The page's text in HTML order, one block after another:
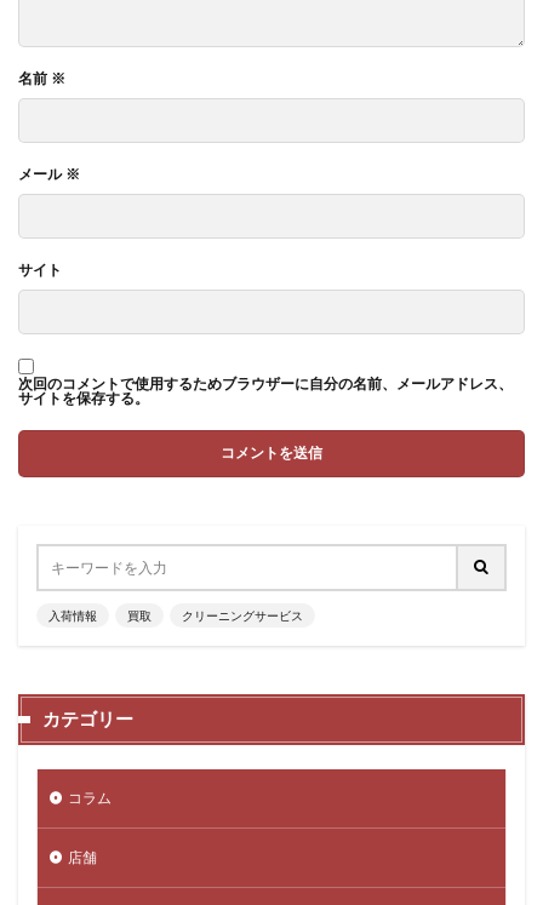
名前 ※
メール ※
サイト
次回のコメントで使用するためブラウザーに自分の名前、メールアドレス、
サイトを保存する。
入荷情報 買取 クリーニングサービス
カテゴリー
コラム
店舗